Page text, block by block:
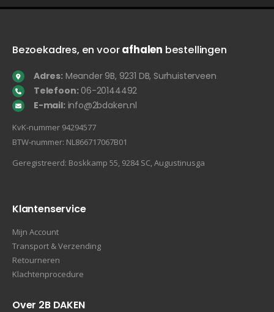
Bezoekadres, en voorafhalen bestellingen
Adres:Meander 9B, 9231 DB, Surhuisterveen
Telefoon:06-20144492
E-mail:info@2bdaken.nl
KvK‐nummer 94294577
BTW‐nummer: NL866717067B01
Geregistreerd: Boskkamp 55, 9284 SC, Augustinusga
Klantenservice
Mijn Account
Transport & Verzending
Retourneren
Klachtenprocedure
Over 2B DAKEN